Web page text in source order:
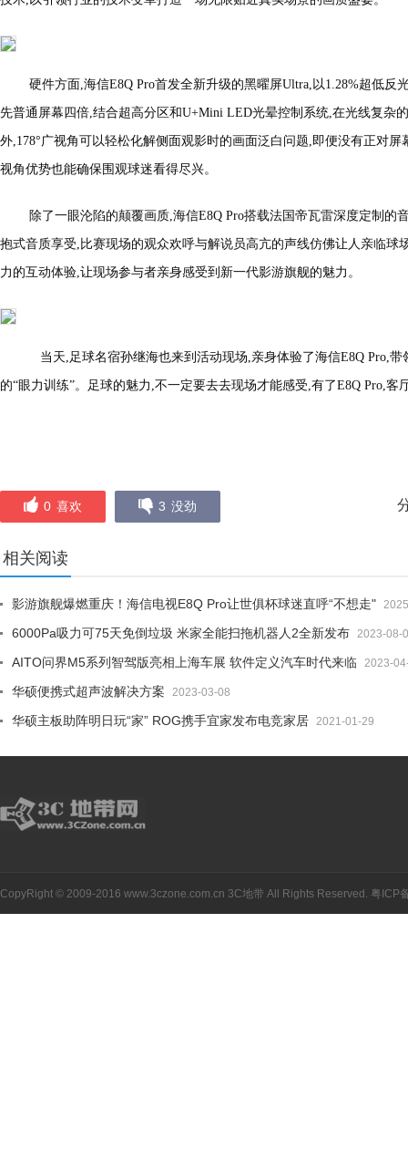
硬件方面,海信E8Q Pro首发全新升级的黑曜屏Ultra,以1.28%超低反
先普通屏幕四倍,结合超高分区和U+Mini LED光晕控制系统,在光线复杂
外,178°⼴视⻆可以轻松化解侧面观影时的画面泛白问题,即便没有正对屏
视角优势也能确保围观球迷看得尽兴。
除了一眼沦陷的颠覆画质,海信E8Q Pro搭载法国帝瓦雷深度定制的
抱式音质享受,比赛现场的观众欢呼与解说员高亢的声线仿佛让人亲临球
力的互动体验,让现场参与者亲身感受到新一代影游旗舰的魅力。
当天,足球名宿孙继海也来到活动现场,亲身体验了海信E8Q Pro,
的“眼力训练”。足球的魅力,不一定要去去现场才能感受,有了E8Q Pro,客
0 喜欢 3 没劲
相关阅读
影游旗舰爆燃重庆！海信电视E8Q Pro让世俱杯球迷直呼“不想走"
6000Pa吸力可75天免倒垃圾 米家全能扫拖机器人2全新发布 2023-08-
AITO问界M5系列智驾版亮相上海车展 软件定义汽车时代来临 2023-
华硕便携式超声波解决方案 2023-03-08
华硕主板助阵明日玩“家” ROG携手宜家发布电竞家居 2021-01-29
CopyRight © 2009-2016 www.3czone.com.cn 3C地带 All Rights Reserved. 粤ICP